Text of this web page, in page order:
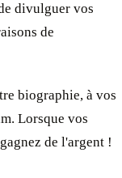
divulguer vos
de
biographie, à vos
Lorsque vos
de l'argent !